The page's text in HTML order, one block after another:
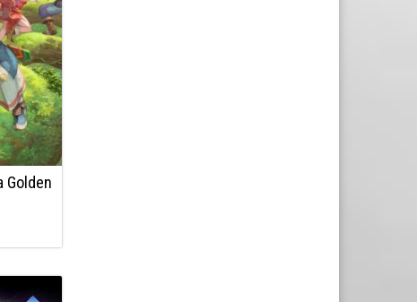
Golden